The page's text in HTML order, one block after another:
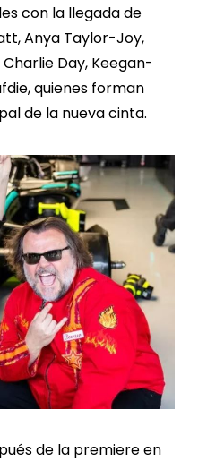
con la llegada de
Anya Taylor-Joy,
Day, Keegan-
quienes forman
de la nueva cinta.
de la premiere en